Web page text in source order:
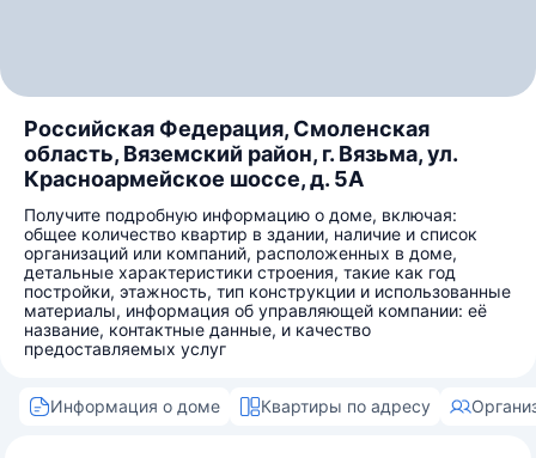
Российская Федерация, Смоленская
область, Вяземский район, г. Вязьма, ул.
Красноармейское шоссе, д. 5А
Получите подробную информацию о доме, включая:
общее количество квартир в здании, наличие и список
организаций или компаний, расположенных в доме,
детальные характеристики строения, такие как год
постройки, этажность, тип конструкции и использованные
материалы, информация об управляющей компании: её
название, контактные данные, и качество
предоставляемых услуг
Информация о доме Квартиры по адресу